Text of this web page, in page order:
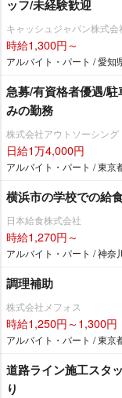
ッフ/未経験歓迎
キャッシュジャパン株式会
時給1,300円～
アルバイト・パート / 愛知
急募/有資格者優遇/
みの勤務
株式会社アウトソーシング
日給1万4,000円
アルバイト・パート / 東京
横浜市の学校での給
日本給食株式会社
時給1,270円～
アルバイト・パート / 神奈
調理補助
株式会社メフォス
時給1,250円～1,300円
アルバイト・パート / 東京
道路ライン施工スタ
り